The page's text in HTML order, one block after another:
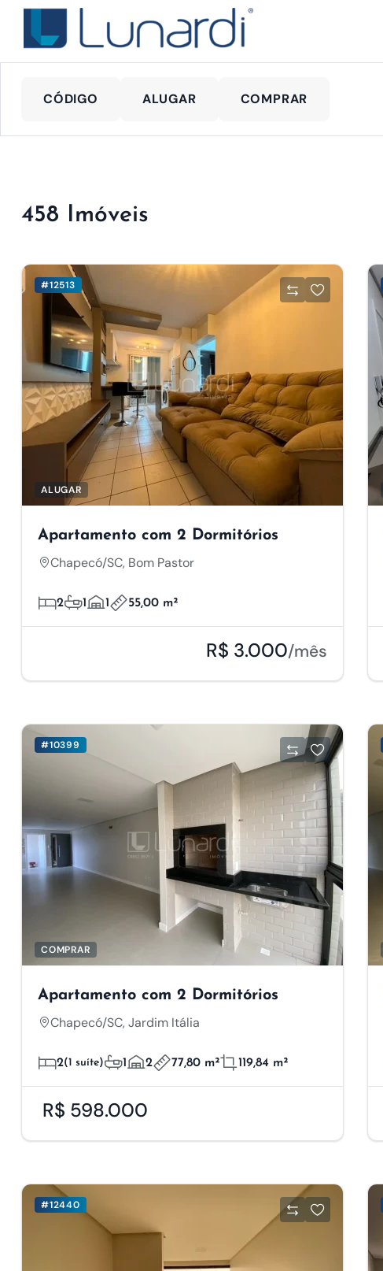
CÓDIGO ALUGAR COMPRAR
458 Imóveis
#12513
ALUGAR
Apartamento com 2 Dormitórios
Chapecó/SC, Bom Pastor
2 1 1 55,00 m²
R$ 3.000/mês
#10399
COMPRAR
Apartamento com 2 Dormitórios
Chapecó/SC, Jardim Itália
2(1 suíte) 1 2 77,80 m² 119,84 m²
R$ 598.000
#12440